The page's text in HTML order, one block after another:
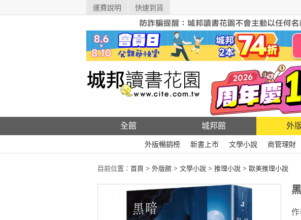
運費說明 快速到貨
全館 城邦館 外
外版暢銷榜 新書上市 文學小說 商管理財
目前位置： 首頁 > 外版館 > 文學小說 > 推理小說 > 歐美推理小說
作